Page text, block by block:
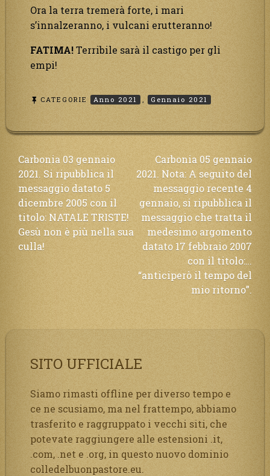
Ora la terra tremerà forte, i mari
s’innalzeranno, i vulcani erutteranno!
FATIMA!Terribile sarà il castigo per gli
empi!
CATEGORIE Anno 2021 , Gennaio 2021
Navigazione
articoli
Carbonia 03 gennaio
2021. Si ripubblica il
messaggio datato 5
dicembre 2005 con il
titolo: NATALE TRISTE!
Gesù non è più nella sua
culla!
Carbonia 05 gennaio
2021. Nota: A seguito del
messaggio recente 4
gennaio, si ripubblica il
messaggio che tratta il
medesimo argomento
datato 17 febbraio 2007
con il titolo:…
“anticiperò il tempo del
mio ritorno”.
SITO UFFICIALE
Siamo rimasti offline per diverso tempo e
ce ne scusiamo, ma nel frattempo, abbiamo
trasferito e raggruppato i vecchi siti, che
potevate raggiungere alle estensioni .it,
.com, .net e .org, in questo nuovo dominio
colledelbuonpastore.eu.